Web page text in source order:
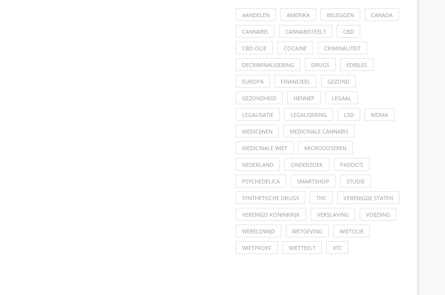
AANDELEN AMERIKA BELEGGEN CANADA
CANNABIS CANNABISTEELT CBD
CBD-OLIE COCAINE CRIMINALITEIT
DECRIMINALISERING DRUGS EDIBLES
EUROPA FINANCIEEL GEZOND
GEZONDHEID HENNEP LEGAAL
LEGALISATIE LEGALISERING LSD MDMA
MEDICIJNEN MEDICINALE CANNABIS
MEDICINALE WIET MICRODOSEREN
NEDERLAND ONDERZOEK PADDO'S
PSYCHEDELICA SMARTSHOP STUDIE
SYNTHETISCHE DRUGS THC VERENIGDE STATEN
VERENIGD KONINKRIJK VERSLAVING VOEDING
WERELDWIJD WETGEVING WIETOLIE
WIETPROEF WIETTEELT XTC